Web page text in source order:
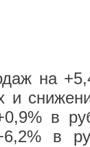
на
и
в
в